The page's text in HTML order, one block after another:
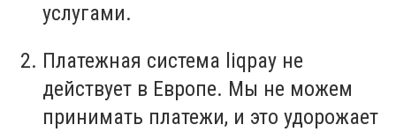
услугами.
Платежная система liqpay не
действует в Европе. Мы не можем
принимать платежи, и это удорожает